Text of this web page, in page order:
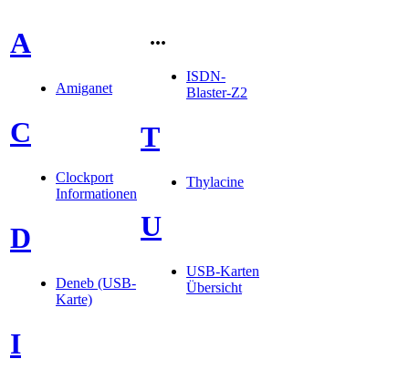
A
Amiganet
C
Clockport
Informationen
D
Deneb (USB-
Karte)
I
...
ISDN-
Blaster-Z2
T
Thylacine
U
USB-Karten
Übersicht